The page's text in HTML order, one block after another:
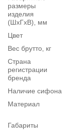
размеры
изделия
(ШхГхВ), мм
Цвет
Вес брутто, кг
Страна
регистрации
бренда
Наличие сифона
Материал
Габариты